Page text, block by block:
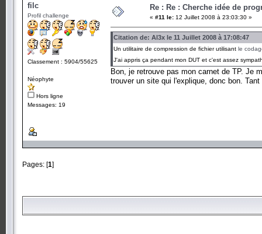
filc
Profil challenge
Classement : 5904/55625
Néophyte
Hors ligne
Messages: 19
Re : Re : Cherche idée de
« #11 le: 12 Juillet 2008 à 23:03:30 »
Citation de: Al3x le 11 Juillet 2008 à 17:08:47
Un utilitaire de compression de fichier utilisant le
J'ai appris ça pendant mon DUT et c'est assez
Bon, je retrouve pas mon carnet de TP. Je
trouver un site qui l'explique, donc bon. Tant
Pages: [1]